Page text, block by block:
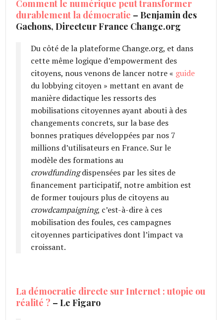
Comment le numérique peut transformer
durablement la démocratie – Benjamin des
Gachons, Directeur France Change.org
Du côté de la plateforme Change.org, et dans
cette même logique d’empowerment des
citoyens, nous venons de lancer notre « guide
du lobbying citoyen » mettant en avant de
manière didactique les ressorts des
mobilisations citoyennes ayant abouti à des
changements concrets, sur la base des
bonnes pratiques développées par nos 7
millions d’utilisateurs en France. Sur le
modèle des formations au
crowdfundingdispensées par les sites de
financement participatif, notre ambition est
de former toujours plus de citoyens au
crowdcampaigning, c’est-à-dire à ces
mobilisation des foules, ces campagnes
citoyennes participatives dont l’impact va
croissant.
La démocratie directe sur Internet : utopie ou
réalité ? – Le Figaro